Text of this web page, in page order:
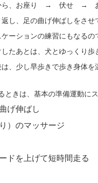
から、お座り → 伏せ →
し、足の曲げ伸ばしをさせ
ーションの練習にもなるの
たあとは、犬とゆっくり歩
、少し早歩きで歩き身体を
ときは、基本の準備運動に
げ伸ばし
）のマッサージ
ドを上げて短時間走る